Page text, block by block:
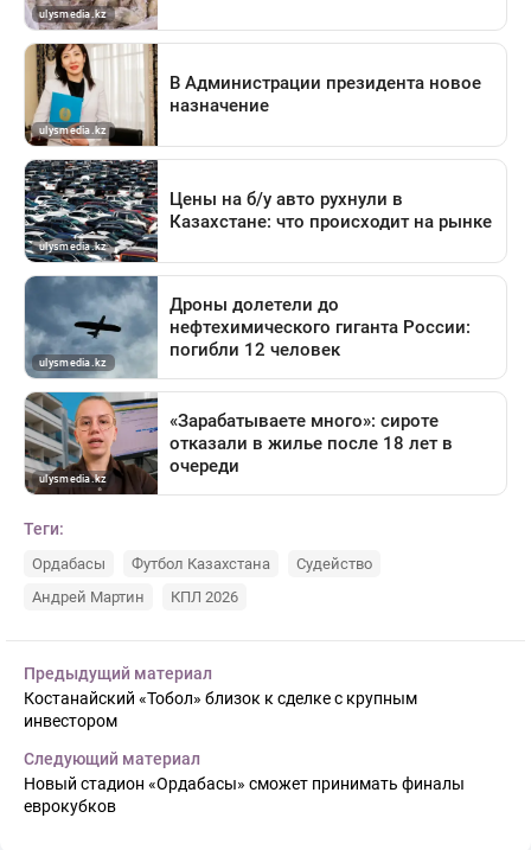
Теги:
Ордабасы Футбол Казахстана
Судейство
Андрей Мартин
КПЛ 2026
Предыдущий материал
Костанайский «Тобол» близок к сделке с крупным
инвестором
Следующий материал
Новый стадион «Ордабасы» сможет принимать финалы
еврокубков